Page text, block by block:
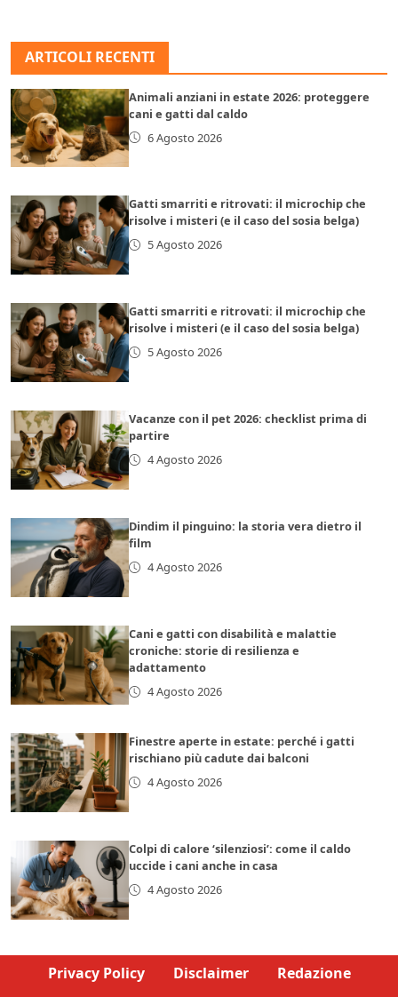
ARTICOLI RECENTI
Animali anziani in estate 2026: proteggere
cani e gatti dal caldo
6 Agosto 2026
Gatti smarriti e ritrovati: il microchip che
risolve i misteri (e il caso del sosia belga)
5 Agosto 2026
Gatti smarriti e ritrovati: il microchip che
risolve i misteri (e il caso del sosia belga)
5 Agosto 2026
Vacanze con il pet 2026: checklist prima di
partire
4 Agosto 2026
Dindim il pinguino: la storia vera dietro il
film
4 Agosto 2026
Cani e gatti con disabilità e malattie
croniche: storie di resilienza e
adattamento
4 Agosto 2026
Finestre aperte in estate: perché i gatti
rischiano più cadute dai balconi
4 Agosto 2026
Colpi di calore ‘silenziosi’: come il caldo
uccide i cani anche in casa
4 Agosto 2026
Privacy Policy Disclaimer Redazione